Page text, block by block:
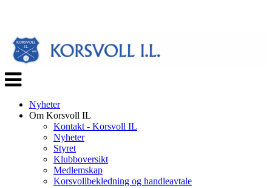
Veksle
navigasjon
Nyheter
Om Korsvoll IL
Kontakt - Korsvoll IL
Nyheter
Styret
Klubboversikt
Medlemskap
Korsvollbekledning og handleavtale